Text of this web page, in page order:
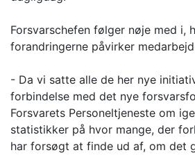
Forsvarschefen følger nøje med i,
forandringerne påvirker
- Da vi satte alle de her nye
forbindelse med det nye
Forsvarets Personeltjeneste om
statistikker på hvor mange, der
har forsøgt at finde ud af, om det